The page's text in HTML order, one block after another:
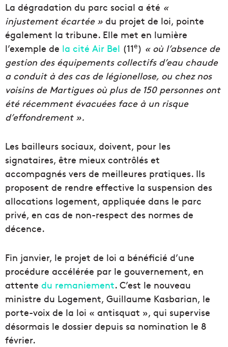
La dégradation du parc social a été «
injustement écartée » du projet de loi, pointe
également la tribune. Elle met en lumière
l’exemple de la cité Air Bel (11e) « où l’absence de
gestion des équipements collectifs d’eau chaude
a conduit à des cas de légionellose, ou chez nos
voisins de Martigues où plus de 150 personnes ont
été récemment évacuées face à un risque
d’effondrement ».
Les bailleurs sociaux, doivent, pour les
signataires, être mieux contrôlés et
accompagnés vers de meilleures pratiques. Ils
proposent de rendre effective la suspension des
allocations logement, appliquée dans le parc
privé, en cas de non-respect des normes de
décence.
Fin janvier, le projet de loi a bénéficié d’une
procédure accélérée par le gouvernement, en
attente du remaniement. C’est le nouveau
ministre du Logement, Guillaume Kasbarian, le
porte-voix de la loi « antisquat », qui supervise
désormais le dossier depuis sa nomination le 8
février.